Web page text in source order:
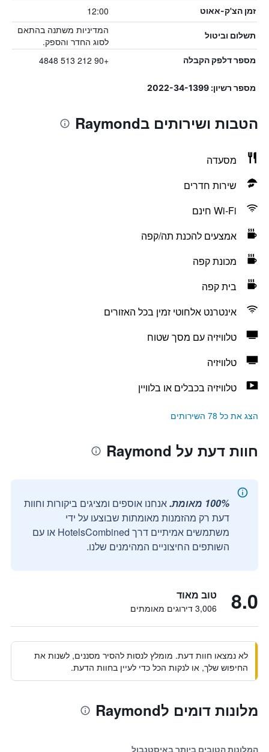
זמן הצ'ק-אאוט 12:00
תשלום וביטול
המדיניות משתנה בהתאם
לסוג החדר והספק.
מספר דלפק הקבלה +90 212 513 4848
מספר רשיון: 2022-34-1399
הטבות ושירותים בRaymond
מסעדה
שירות חדרים
Wi-Fi חינם
אמצעים להכנת תה/קפה
מכונת קפה
בית קפה
אינטרנט אלחוטי זמין בכל האזורים
טלוויזיה עם מסך שטוח
טלוויזיה
טלוויזיה בכבלים או בלוויין
הצג את כל 78 השירותים
חוות דעת על Raymond
100% מאומת.
אנחנו אוספים ומציגים ביקורות וחוות
דעת רק מהזמנות מאומתות שבוצעו על ידי
משתמשים אמיתיים דרך HotelsCombined או עם
השותפים החיצוניים המהימנים שלנו.
8.0 טוב מאוד
3,006 דירוגים מאומתים
לא נמצאו חוות דעת. מומלץ לנסות להסיר מסננים, לשנות את
החיפוש שלך, או לנקות הכל כדי לעיין בחוות הדעת.
מלונות דומים לRaymond
המלונות הטובים ביותר באיסטנבול